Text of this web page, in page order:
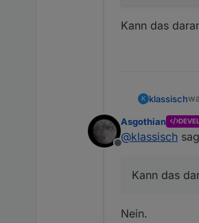
Kann das
K klassisch
Offline
Asgothian
@klassisch
Kann das
Nein.